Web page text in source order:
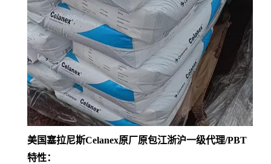
美国塞拉尼斯Celanex原厂原包江浙沪一级代理/PBT
特性：